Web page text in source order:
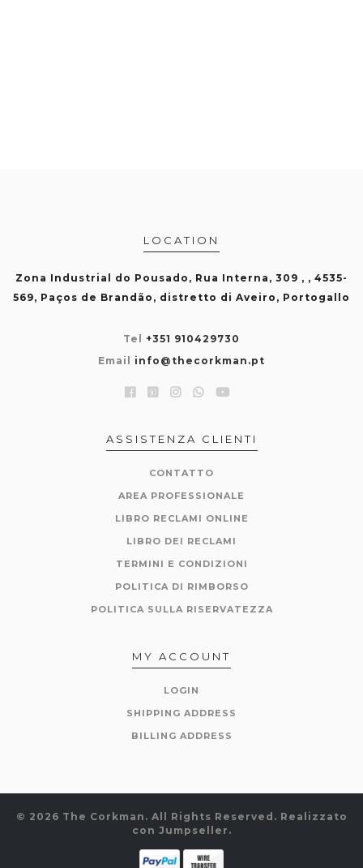
LOCATION
Zona Industrial do Pousado, Rua Interna, 309 , , 4535-
569, Paços de Brandão, distretto di Aveiro, Portogallo
Tel +351 910429730
Email info@thecorkman.pt
ASSISTENZA CLIENTI
CONTATTO
AREA PROFESSIONALE
LIBRO RECLAMI ONLINE
LIBRO DEI RECLAMI
TERMINI E CONDIZIONI
POLITICA DI RIMBORSO
POLITICA SULLA RISERVATEZZA
MY ACCOUNT
LOGIN
SHIPPING ADDRESS
BILLING ADDRESS
© 2026 The Corkman. All Rights Reserved. Realizzato
con Jumpseller .